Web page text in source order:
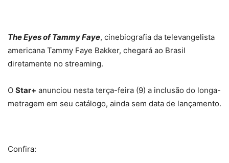
The Eyes of Tammy Faye, cinebiografia da televangelista
americana Tammy Faye Bakker, chegará ao Brasil
diretamente no streaming.
O Star+ anunciou nesta terça-feira (9) a inclusão do longa-
metragem em seu catálogo, ainda sem data de lançamento.
Confira: